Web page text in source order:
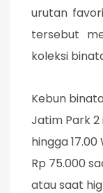
urutan
tersebut
koleksi
Kebun
Jatim Park 2
hingga
Rp 75.000
atau saat